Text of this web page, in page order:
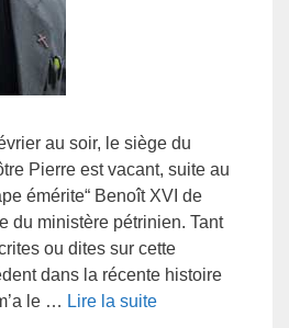
au soir, le siège du
Pierre est vacant, suite au
émérite“ Benoît XVI de
du ministère pétrinien. Tant
ou dites sur cette
dans la récente histoire
le … Lire la suite